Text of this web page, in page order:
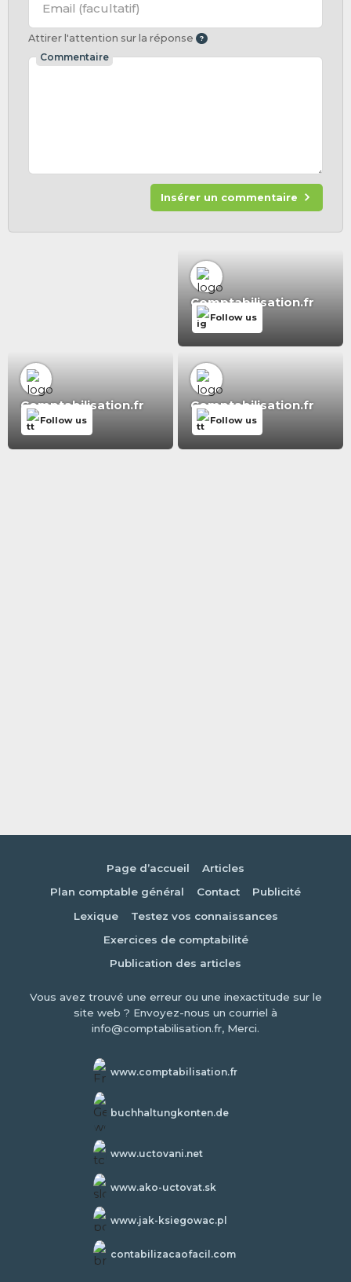
Email (facultatif)
Attirer l'attention sur la réponse
Commentaire
Insérer un commentaire
Comptabilisation.fr
Follow us
Comptabilisation.fr
Follow us
Comptabilisation.fr
Follow us
Page d’accueil
Articles
Plan comptable général
Contact
Publicité
Lexique
Testez vos connaissances
Exercices de comptabilité
Publication des articles
Vous avez trouvé une erreur ou une inexactitude sur le
site web ? Envoyez-nous un courriel à
info@comptabilisation.fr, Merci.
www.comptabilisation.fr
buchhaltungkonten.de
www.uctovani.net
www.ako-uctovat.sk
www.jak-ksiegowac.pl
contabilizacaofacil.com